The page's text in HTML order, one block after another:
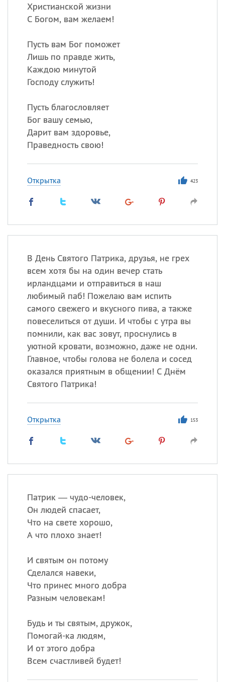
Христианской жизни
С Богом, вам желаем!
Пусть вам Бог поможет
Лишь по правде жить,
Каждою минутой
Господу служить!
Пусть благословляет
Бог вашу семью,
Дарит вам здоровье,
Праведность свою!
Открытка 423
В День Святого Патрика, друзья, не грех
всем хотя бы на один вечер стать
ирландцами и отправиться в наш
любимый паб! Пожелаю вам испить
самого свежего и вкусного пива, а также
повеселиться от души. И чтобы с утра вы
помнили, как вас зовут, проснулись в
уютной кровати, возможно, даже не одни.
Главное, чтобы голова не болела и сосед
оказался приятным в общении! С Днём
Святого Патрика!
Открытка 153
Патрик — чудо-человек,
Он людей спасает,
Что на свете хорошо,
А что плохо знает!
И святым он потому
Сделался навеки,
Что принес много добра
Разным человекам!
Будь и ты святым, дружок,
Помогай-ка людям,
И от этого добра
Всем счастливей будет!